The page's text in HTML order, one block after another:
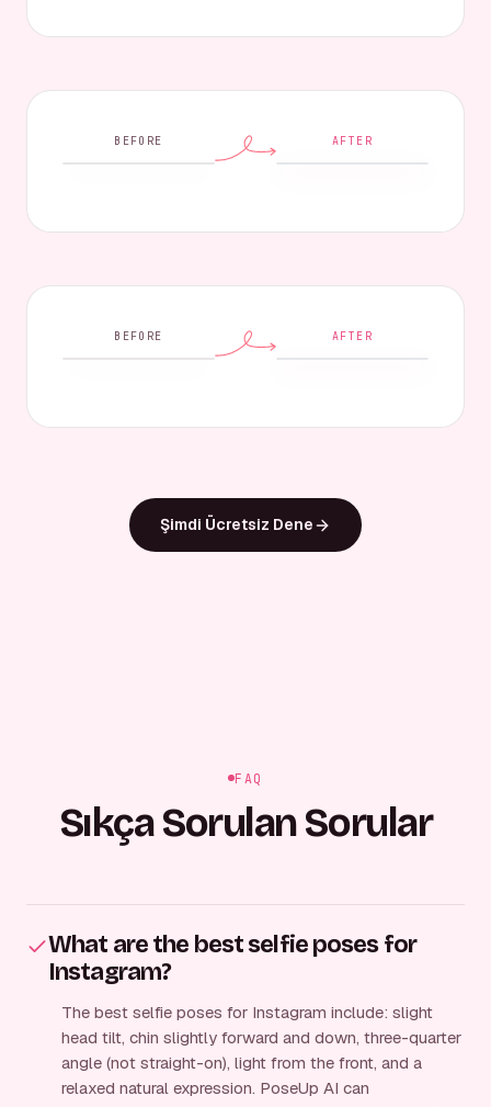
BEFORE AFTER
BEFORE AFTER
Şimdi Ücretsiz Dene
FAQ
Sıkça Sorulan Sorular
What are the best selfie poses for
Instagram?
The best selfie poses for Instagram include: slight
head tilt, chin slightly forward and down, three-quarter
angle (not straight-on), light from the front, and a
relaxed natural expression. PoseUp AI can